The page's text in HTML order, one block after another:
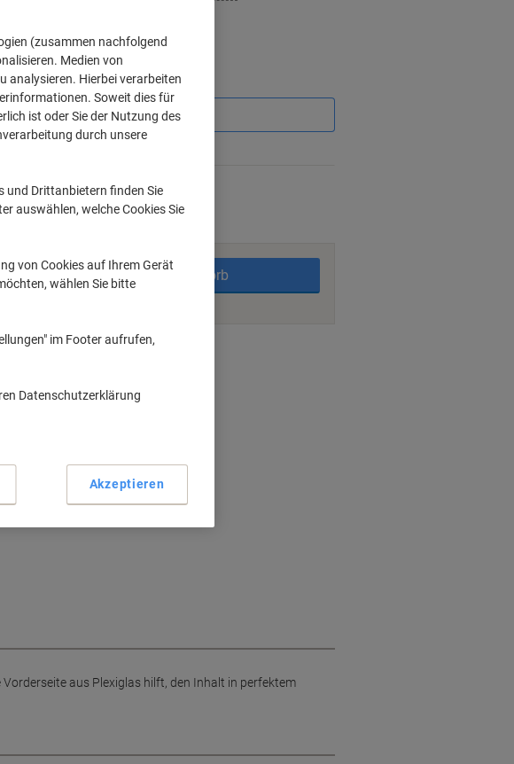
exkl. USt
149,99 €
Lieferung 15-18 Werktage
In den Warenkorb
Zahlungsmöglichkeiten
aus Plexiglas hilft, den Inhalt in perfektem
(zusammen nachfolgend
Medien von
analysieren. Hierbei verarbeiten
Soweit dies für
ist oder Sie der Nutzung des
durch unsere
und Drittanbietern finden Sie
auswählen, welche Cookies Sie
von Cookies auf Ihrem Gerät
wählen Sie bitte
im Footer aufrufen,
Datenschutzerklärung
Akzeptieren